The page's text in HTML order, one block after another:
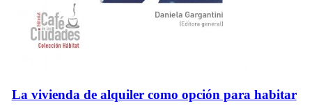
La vivienda de alquiler como opción para habitar